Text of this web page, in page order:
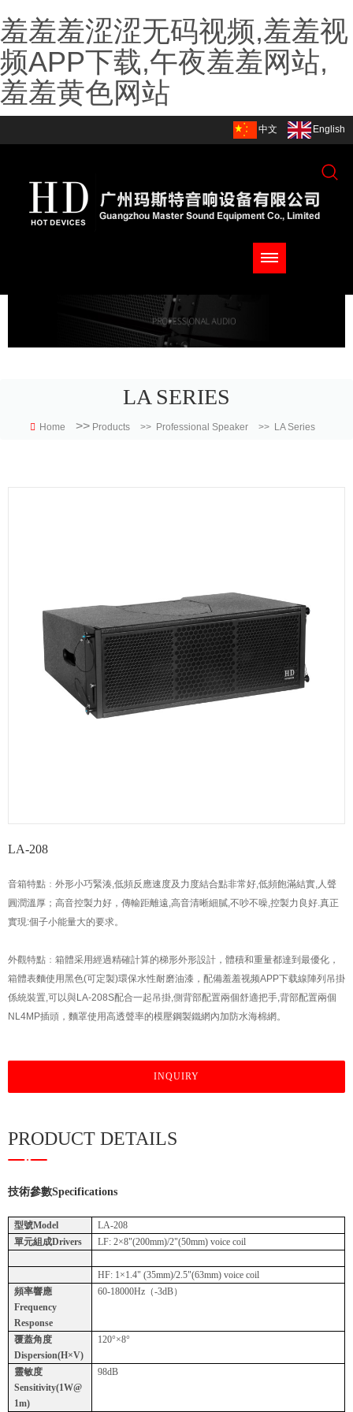
羞羞羞涩涩无码视频,羞羞视
频APP下载,午夜羞羞网站,
羞羞黄色网站
中文 English
LA SERIES
Home >> Products >> Professional Speaker >> LA Series
LA-208
音箱特點 ： 外形小巧緊湊,低頻反應速度及力度結合點非常好,低頻飽滿結實,人聲
圓潤溫厚；高音控製力好，傳輸距離遠,高音清晰細膩,不吵不噪,控製力良好.真正
實現:個子小能量大的要求。
外觀特點 ： 箱體采用經過精確計算的梯形外形設計，體積和重量都達到最優化，
箱體表麵使用黑色(可定製)環保水性耐磨油漆，配備羞羞视频APP下载線陣列吊掛
係統裝置,可以與LA-208S配合一起吊掛,側背部配置兩個舒適把手,背部配置兩個
NL4MP插頭，麵罩使用高透聲率的模壓鋼製鐵網內加防水海棉網。
INQUIRY
PRODUCT DETAILS
技術參數Specifications
型號Model
LA-208
單元組成Drivers
LF: 2×8"(200mm)/2"(50mm) voice coil
HF: 1×1.4" (35mm)/2.5"(63mm) voice coil
頻率響應
Frequency
Response
60-18000Hz（-3dB）
覆蓋角度
Dispersion(H×V)
120°×8°
靈敏度
Sensitivity(1W@
1m)
98dB